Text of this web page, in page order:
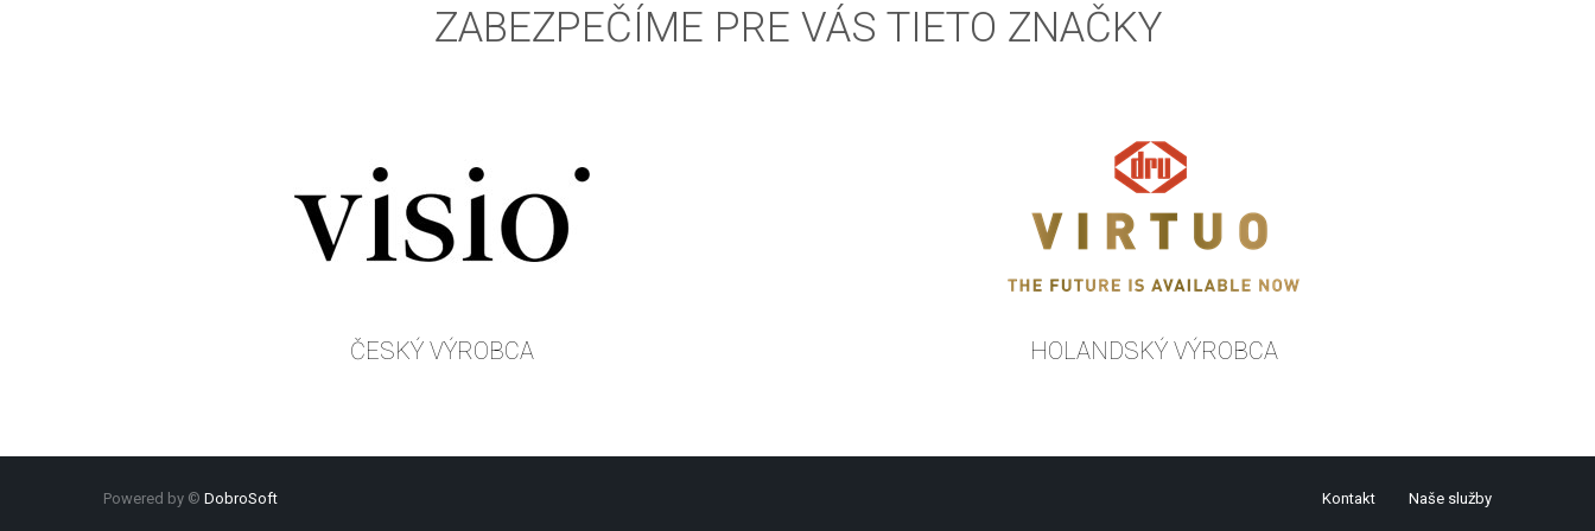
ZABEZPEČÍME PRE VÁS TIETO ZNAČKY
ČESKÝ VÝROBCA HOLANDSKÝ VÝROBCA
Powered by © DobroSoft Kontakt Naše služby